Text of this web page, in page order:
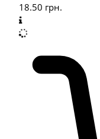
18.50 грн.